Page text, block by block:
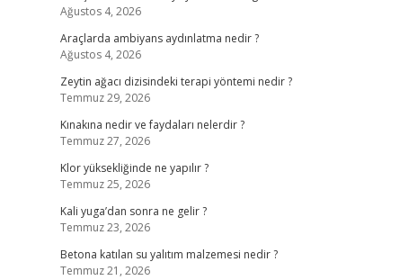
Ağustos 4, 2026
Araçlarda ambiyans aydınlatma nedir ?
Ağustos 4, 2026
Zeytin ağacı dizisindeki terapi yöntemi nedir ?
Temmuz 29, 2026
Kınakına nedir ve faydaları nelerdir ?
Temmuz 27, 2026
Klor yüksekliğinde ne yapılır ?
Temmuz 25, 2026
Kali yuga’dan sonra ne gelir ?
Temmuz 23, 2026
Betona katılan su yalıtım malzemesi nedir ?
Temmuz 21, 2026